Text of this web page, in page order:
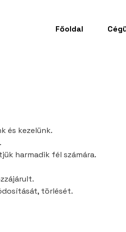
Főoldal
és kezelünk.
harmadik fél számára.
törlését.